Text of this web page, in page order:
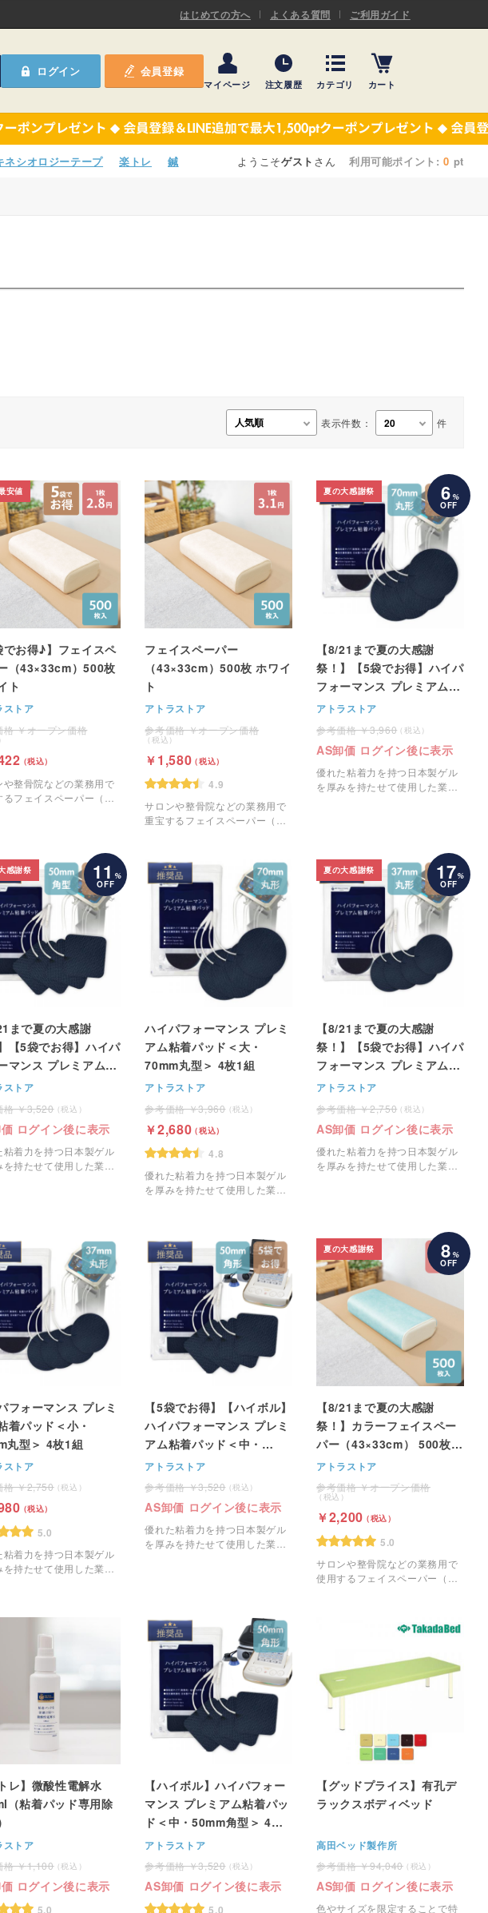
はじめての方へ よくある質問 ご利用ガイド
ログイン 会員登録
マイページ 注文履歴 カテゴリ
オリジナル商品 ASキネシオロジーテープ
【楽トレ】機器付属品
カート
ネシオロジーテープ 楽トレ 鍼 ようこそゲスト さん 利用可能ポイント:0 pt
表示件数： 件
でお得♪】フェイスペ
（43×33cm）500枚
ト
ストア
オープン価格
や整骨院などの業務用で
フェイスペーパー（ピ
安値
フェイスペーパー
（43×33cm）500枚 ホワイ
ト
アトラストア
オープン価格
1,580
4.9
サロンや整骨院などの業務用で
重宝するフェイスペーパー（ピ
【8/21まで夏の大感謝
祭！】【5袋でお得】ハイパ
フォーマンス プレミアム粘
着パッド＜大・70mm丸型
＞ 4枚1組
アトラストア
3,960
AS卸価 ログイン後に表示
優れた粘着力を持つ日本製ゲル
を厚みを持たせて使用した業務
夏の大感謝祭 6 %
OFF
まで夏の大感謝
【5袋でお得】ハイパ
マンス プレミアム粘
ド＜中・50mm角型
1組
ストア
3,520
ログイン後に表示
粘着力を持つ日本製ゲル
を持たせて使用した業務
感謝祭 11 %
OFF
ハイパフォーマンス プレミ
アム粘着パッド＜大・
70mm丸型＞ 4枚1組
アトラストア
3,960
2,680
4.8
優れた粘着力を持つ日本製ゲル
を厚みを持たせて使用した業務
【8/21まで夏の大感謝
祭！】【5袋でお得】ハイパ
フォーマンス プレミアム粘
着パッド＜小・37mm丸型
＞ 4枚1組
アトラストア
2,750
AS卸価 ログイン後に表示
優れた粘着力を持つ日本製ゲル
を厚みを持たせて使用した業務
夏の大感謝祭 17%
OFF
フォーマンス プレミ
着パッド＜小・
丸型＞ 4枚1組
ストア
2,750
5.0
粘着力を持つ日本製ゲル
を持たせて使用した業務
【5袋でお得】【ハイボル】
ハイパフォーマンス プレミ
アム粘着パッド＜中・
50mm角型＞ 4枚1組
アトラストア
3,520
AS卸価 ログイン後に表示
優れた粘着力を持つ日本製ゲル
を厚みを持たせて使用した業務
【8/21まで夏の大感謝
祭！】カラーフェイスペー
パー（43×33cm） 500枚
ブルー
アトラストア
オープン価格
2,200
5.0
サロンや整骨院などの業務用で
使用するフェイスペーパー（ピ
夏の大感謝祭 8 %
OFF
レ】微酸性電解水
（粘着パッド専用除
ストア
1,100
ログイン後に表示
5.0
【ハイボル】ハイパフォー
マンス プレミアム粘着パッ
ド＜中・50mm角型＞ 4枚1
組
アトラストア
3,520
AS卸価 ログイン後に表示
5.0
【グッドプライス】有孔デ
ラックスボディベッド
高田ベッド製作所
94,040
AS卸価 ログイン後に表示
色やサイズを限定することで特
ほねつぎHot 機材・機材消耗品
鍼灸用品 テーピング
サポーター 施術ベッド・マクラ
A-COMS 【楽トレ】機器付属品